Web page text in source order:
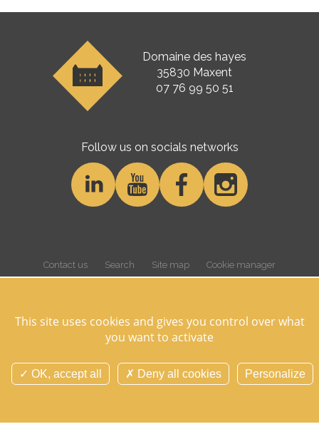
Domaine des hayes
35830 Maxent
07 76 99 50 51
Follow us on socials networks
Contact us Search Site map
Cookie manager
Cookies and personnal data
Legal notice
Credits
©Domaine des Hayes 2026 Tous droits réservés -
This site uses cookies and gives you control over what
you want to activate
OK, accept all Deny all cookies Personalize